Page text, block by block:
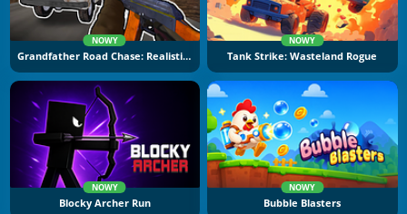
NOWY
Grandfather Road Chase: Realistic Shooter
NOWY
Tank Strike: Wasteland Rogue
NOWY
Blocky Archer Run
NOWY
Bubble Blasters